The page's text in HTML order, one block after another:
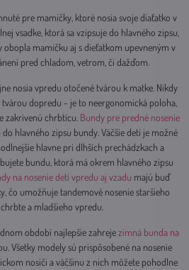
pre mamičky, ktoré nosia svoje diaťatko v
vsadke, ktorá sa vzipsuje do hlavného zipsu,
obopla mamičku aj s dieťatkom upevneným v
pred chladom, vetrom, či dažďom.
nosia vpredu otočené tvárou k matke. Nikdy
dopredu - je to neergonomická poloha,
zakrivenú chrbticu. Bundy pre predné nosenie
hlavného zipsu bundy. Väčšie deti je možné
hlavne pri dlhších prechádzkach a
bundu, ktorá má okrem hlavného zipsu
na nosenie detí vpredu aj vzadu majú buď
čo umožňuje tandemové nosenie staršieho
a mladšieho vpredu.
období najlepšie zahrejezimná bunda na
Všetky modely sú prispôsobené na nosenie
nosiči a väčšinu z nich môžete pohodlne